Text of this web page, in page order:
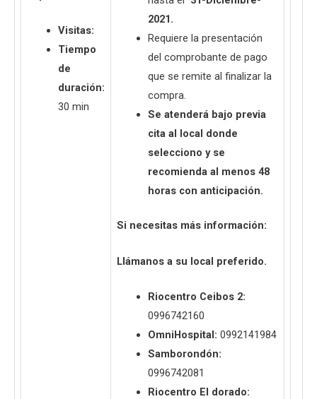
Visitas:
Tiempo
de
duración:
30 min
2021.
Requiere la presentación
del comprobante de pago
que se remite al finalizar la
compra.
Se atenderá bajo previa
cita al local donde
selecciono y se
recomienda al menos 48
horas con anticipación.
Si necesitas más información:
Llámanos a su local preferido.
Riocentro Ceibos 2:
0996742160
OmniHospital: 0992141984
Samborondón:
0996742081
Riocentro El dorado: